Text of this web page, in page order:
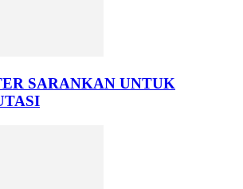
SARANKAN UNTUK